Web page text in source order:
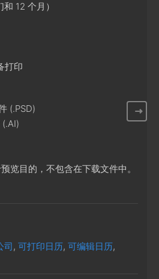
12 个月）
打印
(.PSD)
览目的，不包含在下载文件中。
司, 可打印日历, 可编辑日历,